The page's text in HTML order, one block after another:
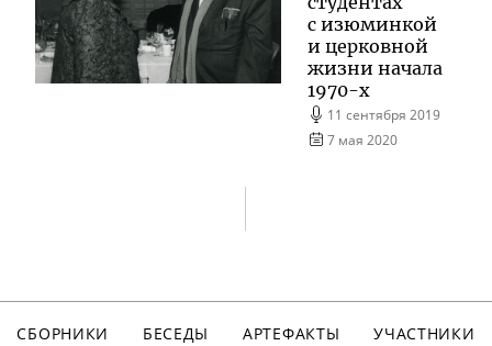
с изюминкой
и церковной
жизни начала
1970-х
11 сентября 2019
7 мая 2020
СБОРНИКИ БЕСЕДЫ АРТЕФАКТЫ
УЧАСТНИКИ